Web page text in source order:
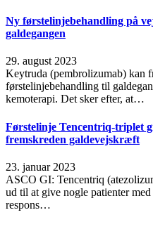
Ny førstelinjebehandling på
galdegangen
29. august 2023
Keytruda (pembrolizumab) kan
førstelinjebehandling til
kemoterapi. Det sker efter, at…
Førstelinje Tencentriq-triplet
fremskreden galdevejskræft
23. januar 2023
ASCO GI: Tencentriq
ud til at give nogle patienter
respons…